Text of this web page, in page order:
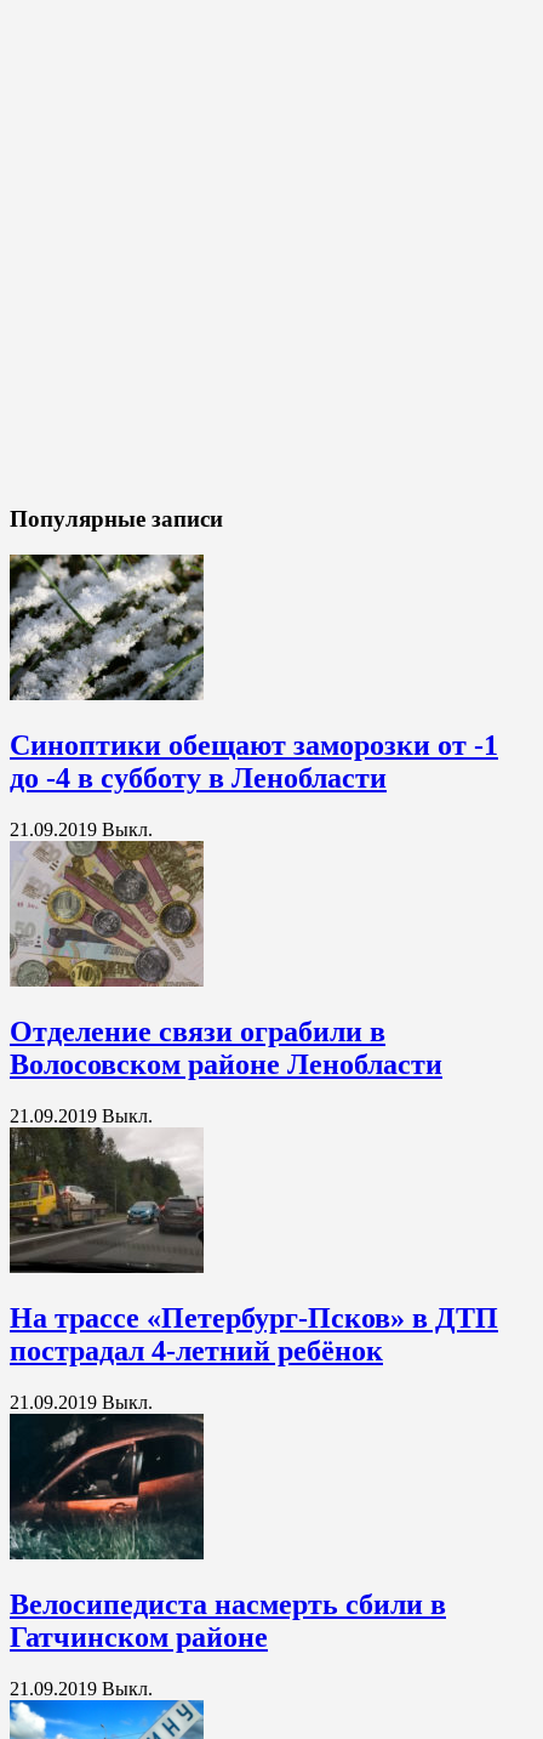
Популярные записи
Синоптики обещают заморозки от -1
до -4 в субботу в Ленобласти
21.09.2019 Выкл.
Отделение связи ограбили в
Волосовском районе Ленобласти
21.09.2019 Выкл.
На трассе «Петербург-Псков» в ДТП
пострадал 4-летний ребёнок
21.09.2019 Выкл.
Велосипедиста насмерть сбили в
Гатчинском районе
21.09.2019 Выкл.